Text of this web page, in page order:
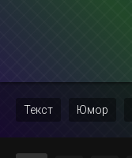
Текст Юмор